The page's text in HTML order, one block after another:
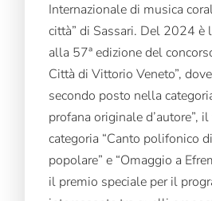
Internazionale di musica
città” di Sassari. Del 2024 è
alla 57ª edizione del
Città di Vittorio Veneto”,
secondo posto nella
profana originale d’autore”,
categoria “Canto polifonico
popolare” e “Omaggio a
il premio speciale per il